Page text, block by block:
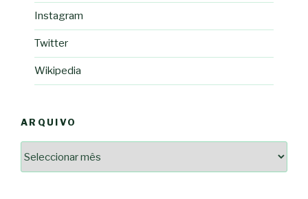
Instagram
Twitter
Wikipedia
ARQUIVO